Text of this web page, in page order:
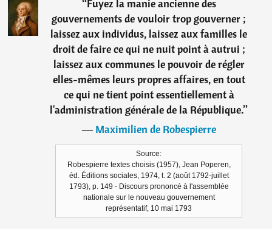
“Fuyez la manie ancienne des
gouvernements de vouloir trop gouverner ;
laissez aux individus, laissez aux familles le
droit de faire ce qui ne nuit point à autrui ;
laissez aux communes le pouvoir de régler
elles-mêmes leurs propres affaires, en tout
ce qui ne tient point essentiellement à
l'administration générale de la République.”
―Maximilien de Robespierre
Source:
Robespierre textes choisis (1957), Jean Poperen,
éd. Éditions sociales, 1974, t. 2 (août 1792-juillet
1793), p. 149 - Discours prononcé à l'assemblée
nationale sur le nouveau gouvernement
représentatif, 10 mai 1793